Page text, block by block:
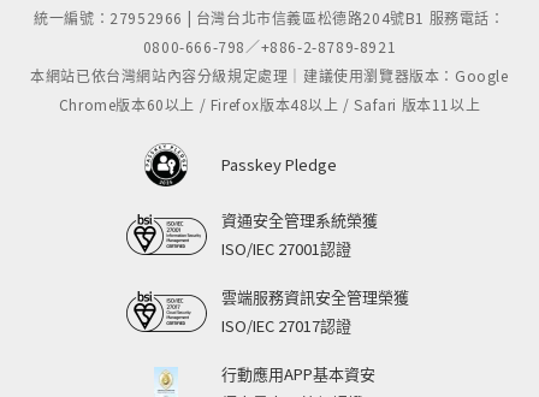
統一編號：27952966 | 台灣台北市信義區松德路204號B1 服務電話：
0800-666-798／+886-2-8789-8921
本網站已依台灣網站內容分級規定處理｜建議使用瀏覽器版本：Google
Chrome版本60以上 / Firefox版本48以上 / Safari 版本11以上
Passkey Pledge
資通安全管理系統榮獲
ISO/IEC 27001認證
雲端服務資訊安全管理榮獲
ISO/IEC 27017認證
行動應用APP基本資安